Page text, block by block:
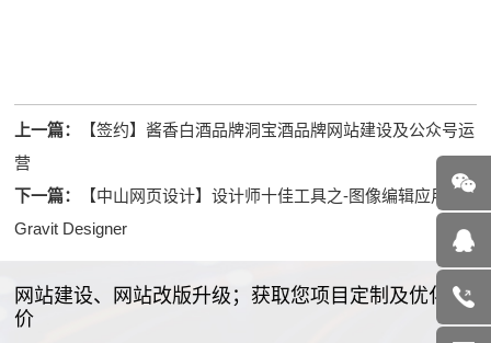
上一篇：
【签约】酱香白酒品牌洞宝酒品牌网站建设及公众号运
营
下一篇：
【中山网页设计】设计师十佳工具之-图像编辑应用
Gravit Designer
网站建设、网站改版升级；获取您项目定制及优化报
价